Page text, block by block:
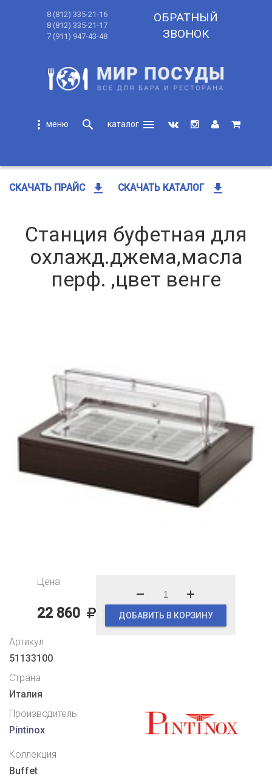
8 (812) 335-21-16
8 (812) 335-21-17
7 (911) 947-43-48
ОБРАТНЫЙ
ЗВОНОК
more_vert search
menu
СКАЧАТЬ ПРАЙС get_app СКАЧАТЬ КАТАЛОГ get_app
Станция буфетная для
охлажд.джема,масла
перф. ,цвет венге
Цена
22 860 ДОБАВИТЬ В КОРЗИНУ
Артикул
51133100
Страна
Италия
Производитель
Pintinox
Коллекция
Buffet